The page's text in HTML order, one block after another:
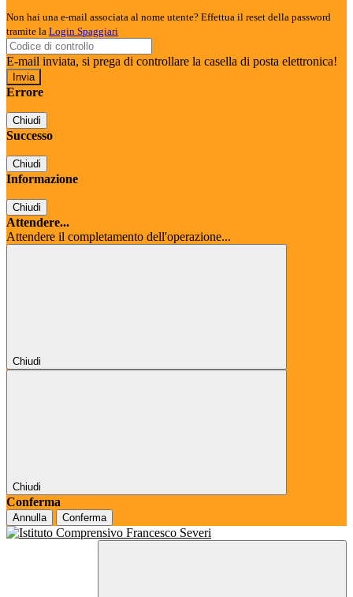
Non hai una e-mail associata al nome utente? Effettua il reset della password
tramite la Login Spaggiari
E-mail inviata, si prega di controllare la casella di posta elettronica!
Errore
Chiudi
Successo
Chiudi
Informazione
Chiudi
Attendere...
Attendere il completamento dell'operazione...
Chiudi
Chiudi
Conferma
Annulla Conferma